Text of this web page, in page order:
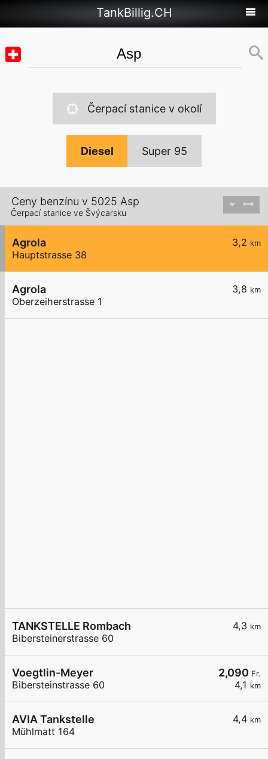
TankBillig.CH
Čerpací stanice v okolí
Diesel Super 95
Ceny benzínu v 5025 Asp
Čerpací stanice ve Švýcarsku
3,2 km
Agrola
Hauptstrasse 38
3,8 km
Agrola
Oberzeiherstrasse 1
4,3 km
TANKSTELLE Rombach
Bibersteinerstrasse 60
2,090 Fr.
4,1 km
Voegtlin-Meyer
Bibersteinstrasse 60
4,4 km
AVIA Tankstelle
Mühlmatt 164